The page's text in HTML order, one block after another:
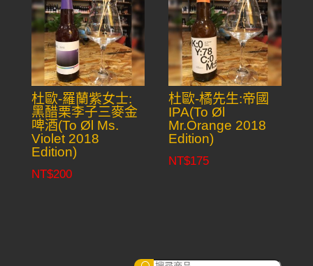
杜歐-羅蘭紫女士:
黑醋栗李子三麥金
啤酒(To Øl Ms.
Violet 2018
Edition)
NT$200
杜歐-橘先生:帝國
IPA(To Øl
Mr.Orange 2018
Edition)
NT$175